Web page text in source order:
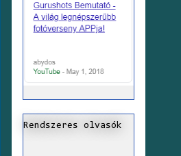
Rendszeres olvasók